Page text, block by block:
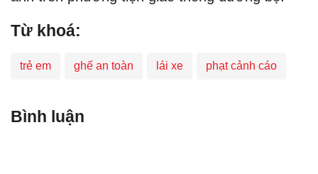
Từ khoá:
trẻ em ghế an toàn lái xe phạt cảnh cáo
Bình luận